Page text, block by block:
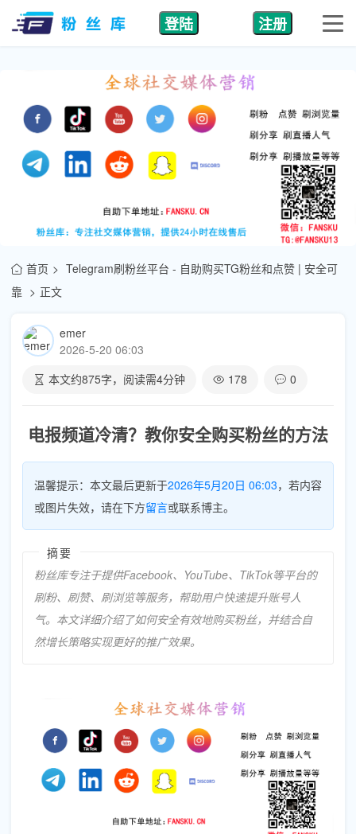
登陆 注册
首页
Telegram刷粉丝平台 - 自助购买TG粉丝和点赞 | 安全可
靠
正文
emer
2026-5-20 06:03
本文约875字，阅读需4分钟 178 0
电报频道冷清？教你安全购买粉丝的方法
温馨提示：本文最后更新于2026年5月20日 06:03，若内容
或图片失效，请在下方留言或联系博主。
摘要
粉丝库专注于提供Facebook、YouTube、TikTok等平台的
刷粉、刷赞、刷浏览等服务，帮助用户快速提升账号人
气。本文详细介绍了如何安全有效地购买粉丝，并结合自
然增长策略实现更好的推广效果。